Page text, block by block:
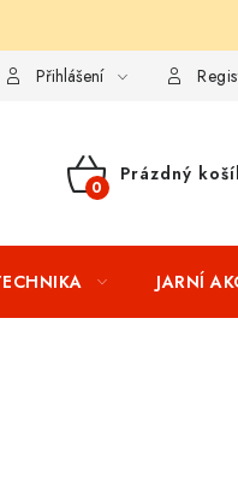
Splátkový prodej Tabulka
Přihlášení
NÁKUPNÍ
Prázdný
JARNÍ